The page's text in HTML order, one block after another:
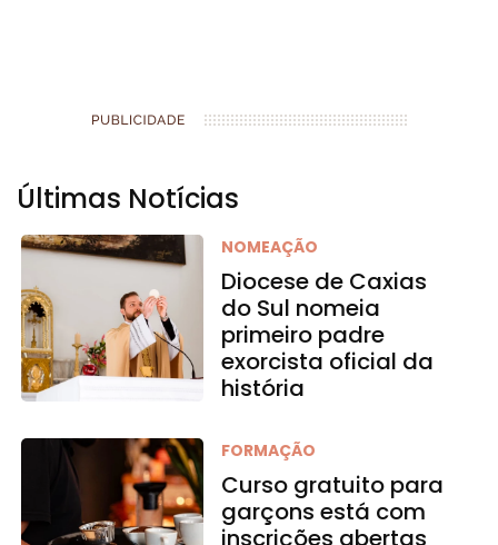
Últimas Notícias
NOMEAÇÃO
Diocese de Caxias
do Sul nomeia
primeiro padre
exorcista oficial da
história
FORMAÇÃO
Curso gratuito para
garçons está com
inscrições abertas